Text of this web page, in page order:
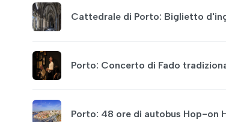
Cattedrale di Porto: Biglietto
Porto: Concerto di Fado
Porto: 48 ore di autobus Hop-on